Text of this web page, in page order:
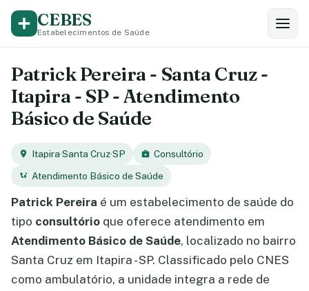
CEBES
Estabelecimentos de Saúde
Patrick Pereira - Santa Cruz -
Itapira - SP - Atendimento
Básico de Saúde
Itapira·Santa Cruz·SP
Consultório
Atendimento Básico de Saúde
Patrick Pereira é um estabelecimento de saúde do
tipo consultório que oferece atendimento em
Atendimento Básico de Saúde, localizado no bairro
Santa Cruz em Itapira - SP. Classificado pelo CNES
como ambulatório, a unidade integra a rede de